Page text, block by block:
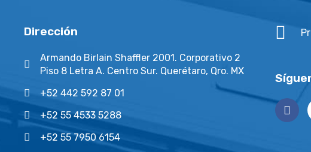
Dirección
Armando Birlain Shaffler 2001. Corporativo 2
Piso 8 Letra A. Centro Sur. Querétaro, Qro. MX
+52 442 592 87 01
+52 55 4533 5288
+52 55 7950 6154